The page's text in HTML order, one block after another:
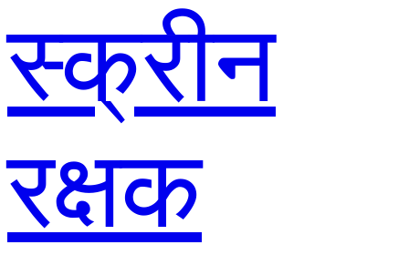
स्क्रीन
रक्षक